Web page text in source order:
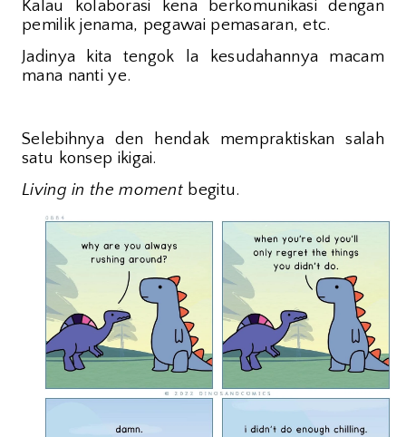
Kalau kolaborasi kena berkomunikasi dengan
pemilik jenama, pegawai pemasaran, etc.
Jadinya kita tengok la kesudahannya macam
mana nanti ye.
Selebihnya den hendak mempraktiskan salah
satu konsep ikigai.
Living in the moment begitu.